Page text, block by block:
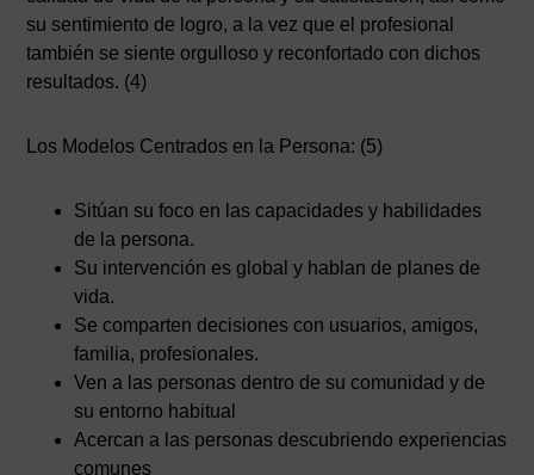
su sentimiento de logro, a la vez que el profesional
también se siente orgulloso y reconfortado con dichos
resultados. (4)
Los Modelos Centrados en la Persona: (5)
Sitúan su foco en las capacidades y habilidades
de la persona.
Su intervención es global y hablan de planes de
vida.
Se comparten decisiones con usuarios, amigos,
familia, profesionales.
Ven a las personas dentro de su comunidad y de
su entorno habitual
Acercan a las personas descubriendo experiencias
comunes